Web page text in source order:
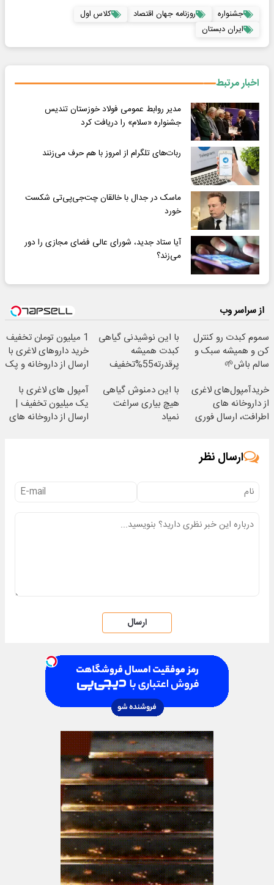
جشنواره روزنامه جهان اقتصاد
کلاس اول
ایران دبستان
اخبار مرتبط
مدیر روابط عمومی فولاد خوزستان تندیس
جشنواره «سلام» را دریافت کرد
ربات‌های تلگرام از امروز با هم حرف می‌زنند
ماسک در جدال با خالقان چت‌جی‌پی‌تی شکست
خورد
آیا ستاد جدید، شورای عالی فضای مجازی را دور
می‌زند؟
از سراسر وب
سموم کبدت رو کنترل
کن و همیشه سبک و
سالم باش🌱
با این نوشیدنی گیاهی
کبدت همیشه
پرقدرته55%تخفیف
1 میلیون تومان تخفیف
خرید داروهای لاغری با
ارسال از داروخانه و پک
خریدآمپول‌های لاغری
از داروخانه های
اطرافت، ارسال فوری
با این دمنوش گیاهی
هیچ بیاری سراغت
نمیاد
آمپول های لاغری با
یک میلیون تخفیف |
ارسال از داروخانه های
ارسال نظر
ارسال